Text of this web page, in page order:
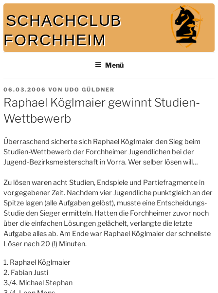
Zum
Inhalt
springen
SCHACHCLUB
FORCHHEIM
Menü
VERÖFFENTLICHT
AM
06.03.2006 VONUDO GÜLDNER
Raphael Köglmaier gewinnt Studien-
Wettbewerb
Überraschend sicherte sich Raphael Köglmaier den Sieg beim
Studien-Wettbewerb der Forchheimer Jugendlichen bei der
Jugend-Bezirksmeisterschaft in Vorra. Wer selber lösen will…
Zu lösen waren acht Studien, Endspiele und Partiefragmente in
vorgegebener Zeit. Nachdem vier Jugendliche punktgleich an der
Spitze lagen (alle Aufgaben gelöst), musste eine Entscheidungs-
Studie den Sieger ermitteln. Hatten die Forchheimer zuvor noch
über die einfachen Lösungen gelächelt, verlangte die letzte
Aufgabe alles ab. Am Ende war Raphael Köglmaier der schnellste
Löser nach 20 (!) Minuten.
1. Raphael Köglmaier
2. Fabian Justi
3./4. Michael Stephan